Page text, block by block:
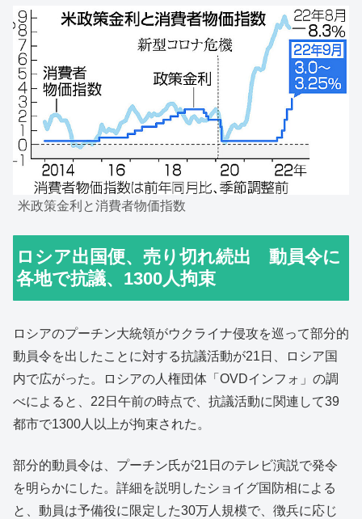
米政策金利と消費者物価指数
ロシア出国便、売り切れ続出 動員令に
各地で抗議、1300人拘束
ロシアのプーチン大統領がウクライナ侵攻を巡って部分的
動員令を出したことに対する抗議活動が21日、ロシア国
内で広がった。ロシアの人権団体「OVDインフォ」の調
べによると、22日午前の時点で、抗議活動に関連して39
都市で1300人以上が拘束された。
部分的動員令は、プーチン氏が21日のテレビ演説で発令
を明らかにした。詳細を説明したショイグ国防相による
と、動員は予備役に限定した30万人規模で、徴兵に応じ